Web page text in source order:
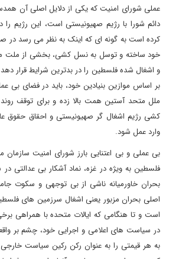
عملی شورای امنیت که یکی از دلایل اصلی آن
دائم شورا با رژیم صهیونیستی است، این رژیم را
کرده است به گونه ای که اینک به نظر می رسد در
خود ساخته و توسل به نسل کشی، بخشی از ملت
و اشغال شده فلسطین را در بدترین شرایط قرار
بر اساس موازین بنیادین خود، باید در فضای بی
ملل متحد آستین همت بالا زده و برای توقف
کشی رژیم اشغال گر صهیونیستی و احقاق حقوق
وارد عمل شود.
بی عملی و بی اعتنایی بارز شورای امنیت
فلسطین به ویژه در غزه، نماد آشکار بی عدالتی
بحران خاورمیانه ناشی از بی توجهی و سکوت
اصلی بحران مزبور یعنی اشغال سرزمین های
است و تا هنگامی که ایالات متحده با همراهی
در سیاست های اعلامی و اجرایی خود، چشم بر
به هر قیمتی را به عنوان رکن رکین سیاست